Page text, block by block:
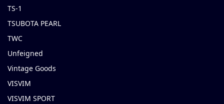
TS-1
TSUBOTA PEARL
TWC
Unfeigned
Vintage Goods
VISVIM
VISVIM SPORT